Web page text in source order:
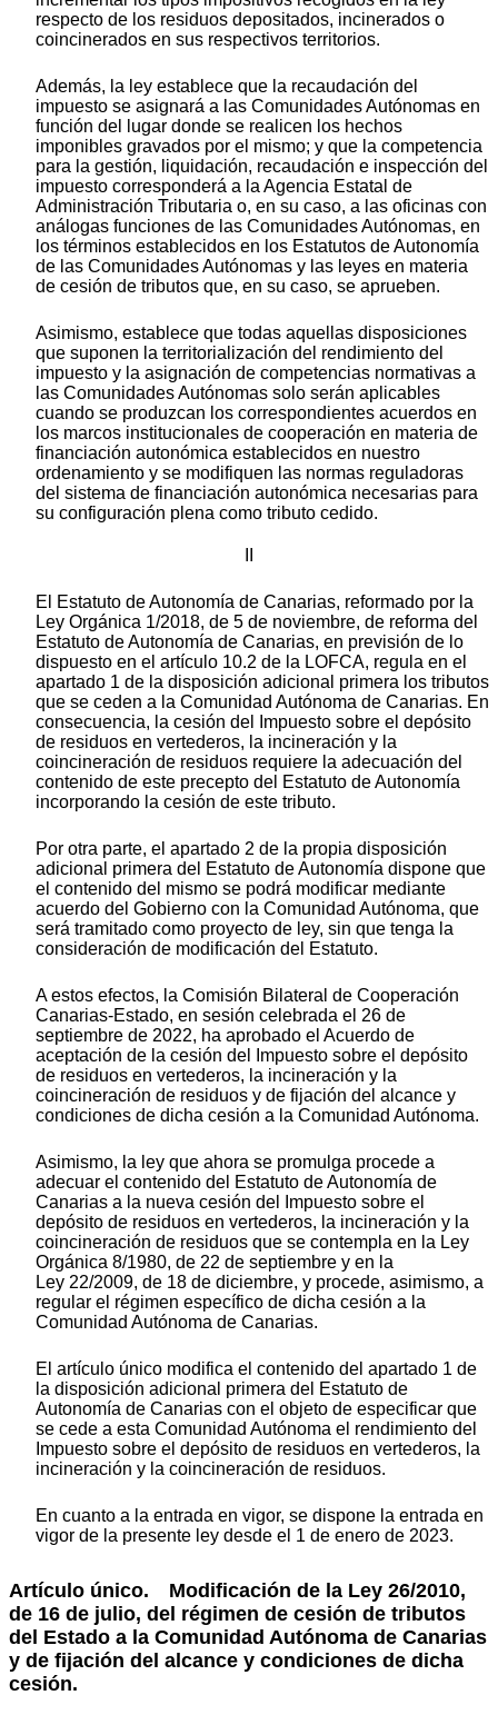
respecto de los residuos depositados, incinerados o
coincinerados en sus respectivos territorios.
Además, la ley establece que la recaudación del
impuesto se asignará a las Comunidades Autónomas en
función del lugar donde se realicen los hechos
imponibles gravados por el mismo; y que la competencia
para la gestión, liquidación, recaudación e inspección del
impuesto corresponderá a la Agencia Estatal de
Administración Tributaria o, en su caso, a las oficinas con
análogas funciones de las Comunidades Autónomas, en
los términos establecidos en los Estatutos de Autonomía
de las Comunidades Autónomas y las leyes en materia
de cesión de tributos que, en su caso, se aprueben.
Asimismo, establece que todas aquellas disposiciones
que suponen la territorialización del rendimiento del
impuesto y la asignación de competencias normativas a
las Comunidades Autónomas solo serán aplicables
cuando se produzcan los correspondientes acuerdos en
los marcos institucionales de cooperación en materia de
financiación autonómica establecidos en nuestro
ordenamiento y se modifiquen las normas reguladoras
del sistema de financiación autonómica necesarias para
su configuración plena como tributo cedido.
El Estatuto de Autonomía de Canarias, reformado por la
Ley Orgánica 1/2018, de 5 de noviembre, de reforma del
Estatuto de Autonomía de Canarias, en previsión de lo
dispuesto en el artículo 10.2 de la LOFCA, regula en el
apartado 1 de la disposición adicional primera los tributos
que se ceden a la Comunidad Autónoma de Canarias. En
consecuencia, la cesión del Impuesto sobre el depósito
de residuos en vertederos, la incineración y la
coincineración de residuos requiere la adecuación del
contenido de este precepto del Estatuto de Autonomía
incorporando la cesión de este tributo.
Por otra parte, el apartado 2 de la propia disposición
adicional primera del Estatuto de Autonomía dispone que
el contenido del mismo se podrá modificar mediante
acuerdo del Gobierno con la Comunidad Autónoma, que
será tramitado como proyecto de ley, sin que tenga la
consideración de modificación del Estatuto.
A estos efectos, la Comisión Bilateral de Cooperación
Canarias-Estado, en sesión celebrada el 26 de
septiembre de 2022, ha aprobado el Acuerdo de
aceptación de la cesión del Impuesto sobre el depósito
de residuos en vertederos, la incineración y la
coincineración de residuos y de fijación del alcance y
condiciones de dicha cesión a la Comunidad Autónoma.
Asimismo, la ley que ahora se promulga procede a
adecuar el contenido del Estatuto de Autonomía de
Canarias a la nueva cesión del Impuesto sobre el
depósito de residuos en vertederos, la incineración y la
coincineración de residuos que se contempla en la Ley
Orgánica 8/1980, de 22 de septiembre y en la
Ley 22/2009, de 18 de diciembre, y procede, asimismo, a
regular el régimen específico de dicha cesión a la
Comunidad Autónoma de Canarias.
El artículo único modifica el contenido del apartado 1 de
la disposición adicional primera del Estatuto de
Autonomía de Canarias con el objeto de especificar que
se cede a esta Comunidad Autónoma el rendimiento del
Impuesto sobre el depósito de residuos en vertederos, la
incineración y la coincineración de residuos.
En cuanto a la entrada en vigor, se dispone la entrada en
vigor de la presente ley desde el 1 de enero de 2023.
Artículo único. Modificación de la Ley 26/2010,
de 16 de julio, del régimen de cesión de tributos
del Estado a la Comunidad Autónoma de Canarias
y de fijación del alcance y condiciones de dicha
cesión.